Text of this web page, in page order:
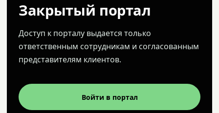
Закрытый портал
Доступ к порталу выдается только
ответственным сотрудникам и согласованным
представителям клиентов.
Войти в портал